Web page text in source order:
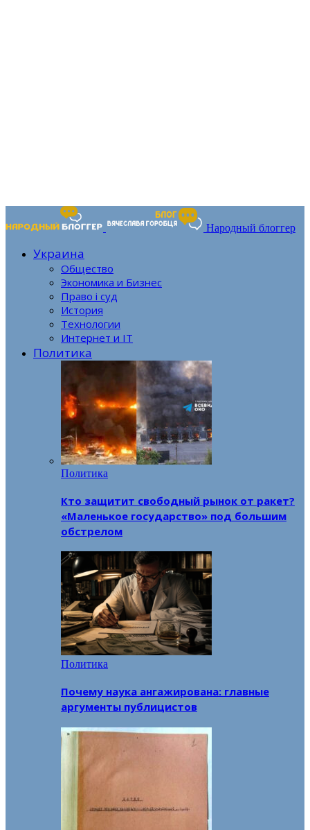
Народный блоггер
Украина
Общество
Экономика и Бизнес
Право і суд
История
Технологии
Интернет и IT
Политика
Политика
Кто защитит свободный рынок от ракет?
«Маленькое государство» под большим
обстрелом
Политика
Почему наука ангажирована: главные
аргументы публицистов